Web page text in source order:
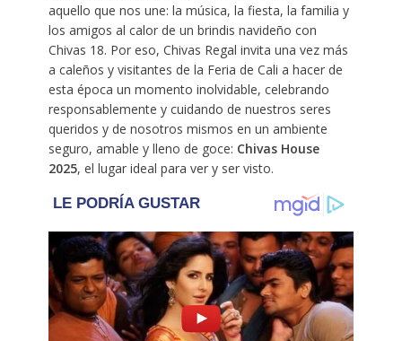
aquello que nos une: la música, la fiesta, la familia y
los amigos al calor de un brindis navideño con
Chivas 18. Por eso, Chivas Regal invita una vez más
a caleños y visitantes de la Feria de Cali a hacer de
esta época un momento inolvidable, celebrando
responsablemente y cuidando de nuestros seres
queridos y de nosotros mismos en un ambiente
seguro, amable y lleno de goce: Chivas House
2025, el lugar ideal para ver y ser visto.